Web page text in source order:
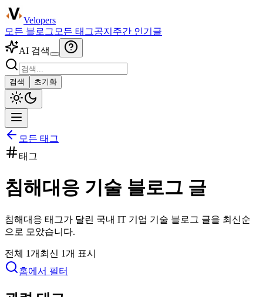
Velopers
모든 블로그 모든 태그공지 주간 인기글
AI 검색
검색 초기화
모든 태그
태그
침해대응 기술 블로그 글
침해대응 태그가 달린 국내 IT 기업 기술 블로그 글을 최신순
으로 모았습니다.
전체 1개 최신 1개 표시
홈에서 필터